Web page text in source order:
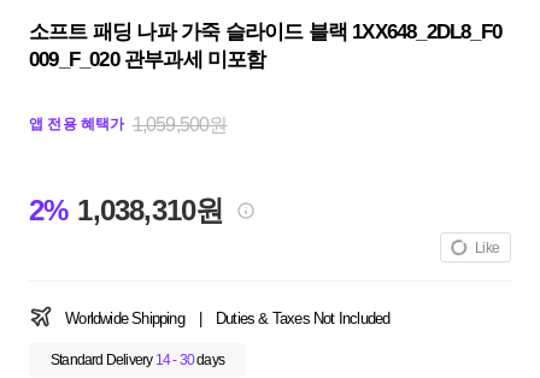
소프트 패딩 나파 가죽 슬라이드 블랙 1XX648_2DL8_F0
009_F_020 관부과세 미포함
앱 전용 혜택가 1,059,500원
2% 1,038,310원
Like
Worldwide Shipping Duties & Taxes Not Included
Standard Delivery 14 - 30days